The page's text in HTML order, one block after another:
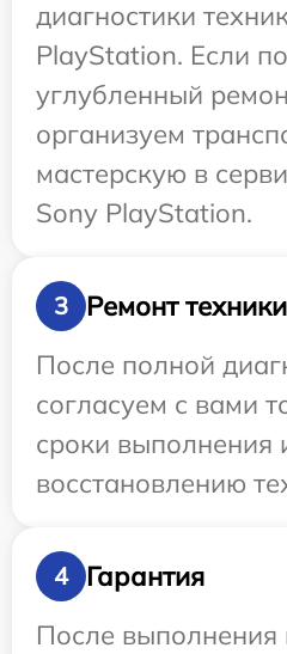
диагностики
PlayStation. Если
углубленный
организуем
мастерскую в
Sony PlayStation.
3
Ремонт техники
После полной
согласуем с вами
сроки выполнения
восстановлению
4
Гарантия
После выполнения